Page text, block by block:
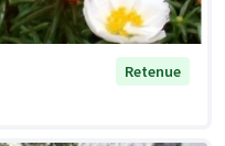
Retenue